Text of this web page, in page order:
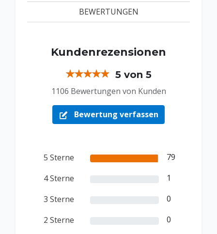
BEWERTUNGEN
Kundenrezensionen
5 von 5
1106 Bewertungen von Kunden
Bewertung verfassen
5 Sterne 79
4 Sterne 1
3 Sterne 0
2 Sterne 0